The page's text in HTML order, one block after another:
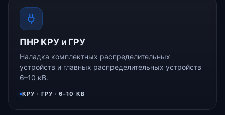
ПНР КРУ и ГРУ
Наладка комплектных распределительных
устройств и главных распределительных устройств
6–10 кВ.
КРУ · ГРУ · 6–10 КВ